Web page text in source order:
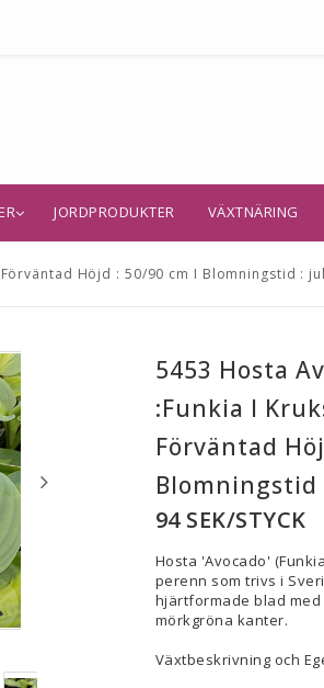
JORDPRODUKTER VÄXTNÄRING
Höjd : 50/90 cm I Blomningstid :
5453 Hosta
:Funkia I
Förväntad
94 SEK/STYCK
Hosta 'Avocado'
perenn som trivs i
hjärtformade blad
mörkgröna kanter.
Växtbeskrivning och